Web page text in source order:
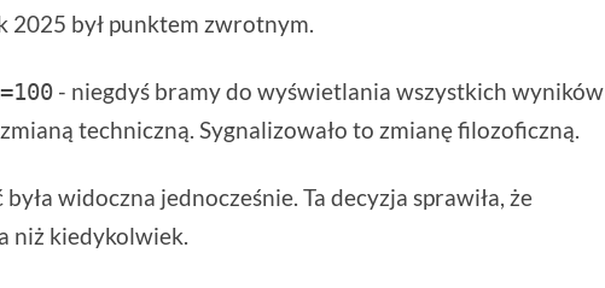
2025 był punktem zwrotnym.
- niegdyś bramy do wyświetlania wszystkich wyników
techniczną. Sygnalizowało to zmianę filozoficzną.
widoczna jednocześnie. Ta decyzja sprawiła, że
niż kiedykolwiek.